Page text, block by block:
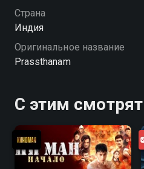
Страна
Индия
Оригинальное название
Prassthanam
С этим смотрят